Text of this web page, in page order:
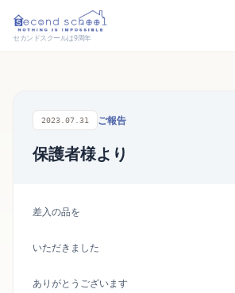
セカンドスクールは9周年
2023.07.31 ご報告
保護者様より
差入の品を
いただきました
ありがとうございます